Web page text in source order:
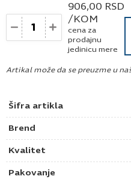
Šifra artikla
Brend
Kvalitet
Pakovanje
Količina
906,00 RSD
/KOM
cena za
prodajnu
jedinicu mere
Artikal može da se preuzme u